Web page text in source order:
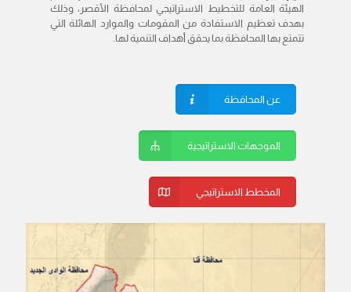
الهيئة العامة للتخطيط الاستراتيجي لمحافظة الأقصر، وذلك
بهدف تعظيم الاستفادة من المقومات والموارد الهائلة التي
تتمتع بها المحافظة بما يحقق أهداف التنمية لها.
عن المحافظة
الموجهات الاستراتيجية
المخطط الاستراتيجي